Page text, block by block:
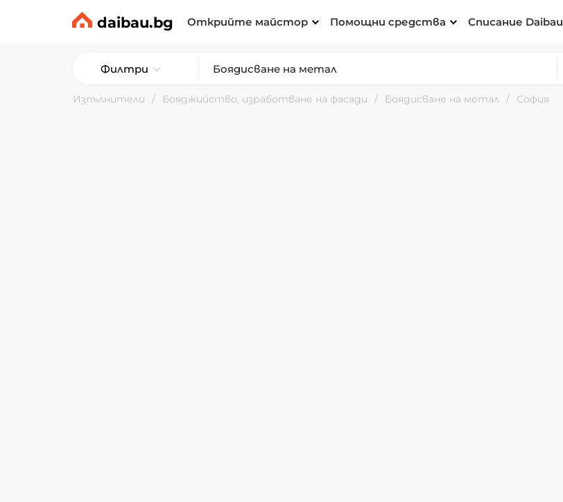
daibau.bg Открийте майстор Помощни средства Списание Daibau
Филтри
Изпълнители Бояджийство, изработване на фасади Боядисване на метал София